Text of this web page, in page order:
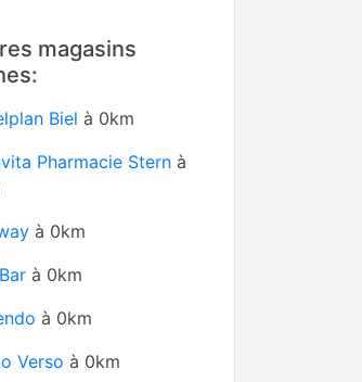
magasins
Biel à 0km
Pharmacie Stern à
à 0km
à 0km
à 0km
Verso à 0km